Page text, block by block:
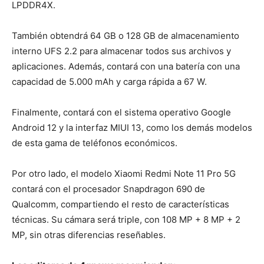
LPDDR4X.
También obtendrá 64 GB o 128 GB de almacenamiento
interno UFS 2.2 para almacenar todos sus archivos y
aplicaciones. Además, contará con una batería con una
capacidad de 5.000 mAh y carga rápida a 67 W.
Finalmente, contará con el sistema operativo Google
Android 12 y la interfaz MIUI 13, como los demás modelos
de esta gama de teléfonos económicos.
Por otro lado, el modelo Xiaomi Redmi Note 11 Pro 5G
contará con el procesador Snapdragon 690 de
Qualcomm, compartiendo el resto de características
técnicas. Su cámara será triple, con 108 MP + 8 MP + 2
MP, sin otras diferencias reseñables.